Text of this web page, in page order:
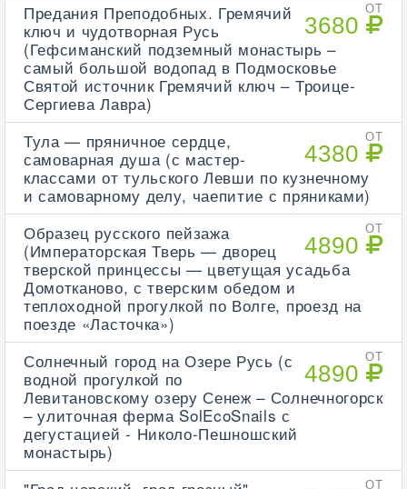
ОТ
3680
Предания Преподобных. Гремячий
ключ и чудотворная Русь
(Гефсиманский подземный монастырь –
самый большой водопад в Подмосковье
Святой источник Гремячий ключ – Троице-
Сергиева Лавра)
ОТ
4380
Тула — пряничное сердце,
самоварная душа (с мастер-
классами от тульского Левши по кузнечному
и самоварному делу, чаепитие с пряниками)
ОТ
4890
Образец русского пейзажа
(Императорская Тверь — дворец
тверской принцессы — цветущая усадьба
Домотканово, с тверским обедом и
теплоходной прогулкой по Волге, проезд на
поезде «Ласточка»)
ОТ
4890
Солнечный город на Озере Русь (с
водной прогулкой по
Левитановскому озеру Сенеж – Солнечногорск
– улиточная ферма SolEcoSnails с
дегустацией - Николо-Пешношский
монастырь)
ОТ